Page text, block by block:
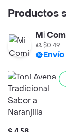
Productos
Mi
$0.49